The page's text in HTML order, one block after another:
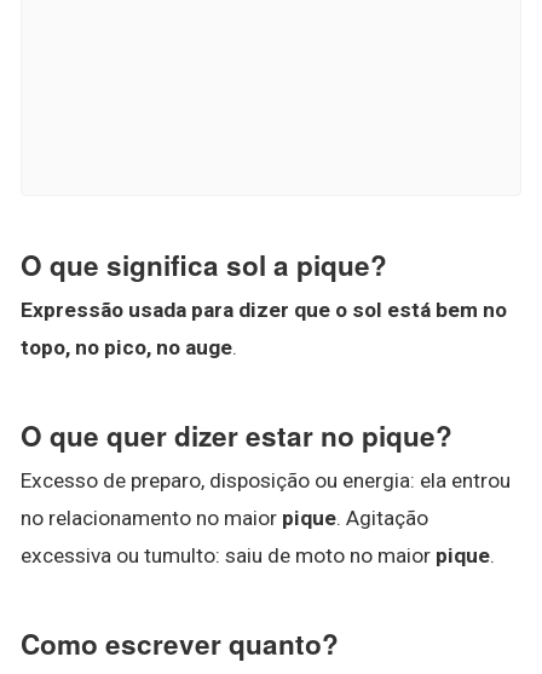
O que significa sol a pique?
Expressão usada para dizer que o sol está bem no
topo, no pico, no auge.
O que quer dizer estar no pique?
Excesso de preparo, disposição ou energia: ela entrou
no relacionamento no maior pique. Agitação
excessiva ou tumulto: saiu de moto no maior pique.
Como escrever quanto?